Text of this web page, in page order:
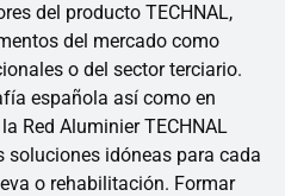
del producto TECHNAL,
del mercado como
o del sector terciario.
española así como en
Red Aluminier TECHNAL
soluciones idóneas para cada
o rehabilitación. Formar